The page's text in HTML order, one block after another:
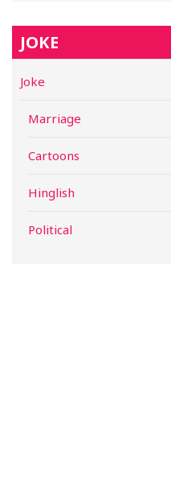
JOKE
Joke
Marriage
Cartoons
Hinglish
Political